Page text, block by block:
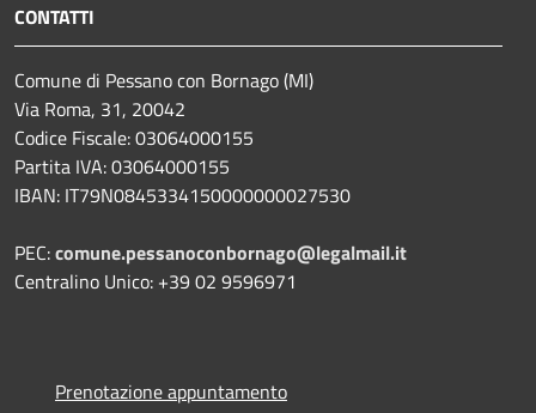
CONTATTI
Comune di Pessano con Bornago (MI)
Via Roma, 31, 20042
Codice Fiscale: 03064000155
Partita IVA: 03064000155
IBAN: IT79N0845334150000000027530
PEC:comune.pessanoconbornago@legalmail.it
Centralino Unico: +39 02 9596971
Prenotazione appuntamento